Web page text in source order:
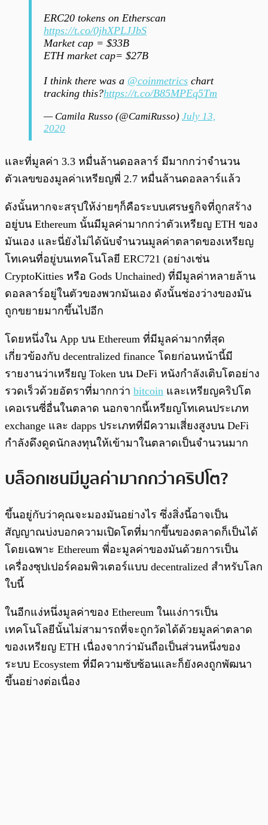
ERC20 tokens on Etherscan
https://t.co/0jhXPLJJbS
Market cap = $33B
ETH market cap= $27B
I think there was a @coinmetrics chart
tracking this?https://t.co/B85MPEq5Tm
— Camila Russo (@CamiRusso) July 13,
2020
และที่มูลค่า 3.3 หมื่นล้านดอลลาร์ มีมากกว่าจำนวน
ตัวเลขของมูลค่าเหรียญพี่ 2.7 หมื่นล้านดอลลาร์แล้ว
ดังนั้นหากจะสรุปให้ง่ายๆก็คือระบบเศรษฐกิจที่ถูกสร้าง
อยู่บน Ethereum นั้นมีมูลค่ามากกว่าตัวเหรียญ ETH ของ
มันเอง และนี่ยังไม่ได้นับจำนวนมูลค่าตลาดของเหรียญ
โทเคนที่อยู่บนเทคโนโลยี ERC721 (อย่างเช่น
CryptoKitties หรือ Gods Unchained) ที่มีมูลค่าหลายล้าน
ดอลลาร์อยู่ในตัวของพวกมันเอง ดังนั้นช่องว่างของมัน
ถูกขยายมากขึ้นไปอีก
โดยหนึ่งใน App บน Ethereum ที่มีมูลค่ามากที่สุด
เกี่ยวข้องกับ decentralized finance โดยก่อนหน้านี้มี
รายงานว่าเหรียญ Token บน DeFi หนังกำลังเติบโตอย่าง
รวดเร็วด้วยอัตราที่มากกว่า bitcoin และเหรียญคริปโต
เคอเรนซี่อื่นในตลาด นอกจากนี้เหรียญโทเคนประเภท
exchange และ dapps ประเภทที่มีความเสี่ยงสูงบน DeFi
กำลังดึงดูดนักลงทุนให้เข้ามาในตลาดเป็นจำนวนมาก
บล็อกเชนมีมูลค่ามากกว่าคริปโต?
ขึ้นอยู่กับว่าคุณจะมองมันอย่างไร ซึ่งสิ่งนี้อาจเป็น
สัญญาณบ่งบอกความเปิดโตที่มากขึ้นของตลาดก็เป็นได้
โดยเฉพาะ Ethereum พี่อะมูลค่าของมันด้วยการเป็น
เครื่องซุปเปอร์คอมพิวเตอร์แบบ decentralized สำหรับโลก
ใบนี้
ในอีกแง่หนึ่งมูลค่าของ Ethereum ในแง่การเป็น
เทคโนโลยีนั้นไม่สามารถที่จะถูกวัดได้ด้วยมูลค่าตลาด
ของเหรียญ ETH เนื่องจากว่ามันถือเป็นส่วนหนึ่งของ
ระบบ Ecosystem ที่มีความซับซ้อนและก็ยังคงถูกพัฒนา
ขึ้นอย่างต่อเนื่อง